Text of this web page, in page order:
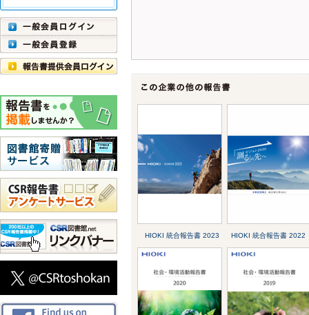
HIOKI 統合報告書 2023 HIOKI 統合報告書 2022